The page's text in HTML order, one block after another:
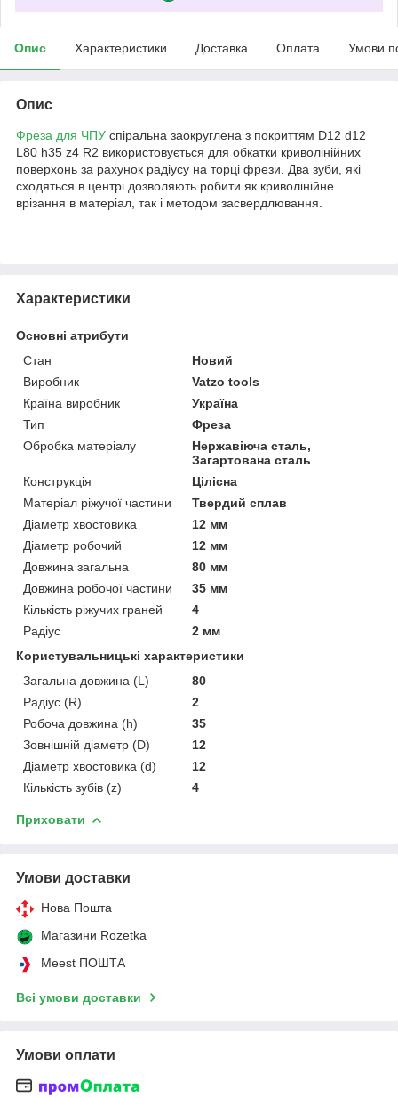
Опис Характеристики Доставка Оплата Умови
Опис
Фреза для ЧПУ спіральна заокруглена з покриттям D12 d12
L80 h35 z4 R2 використовується для обкатки криволінійних
поверхонь за рахунок радіусу на торці фрези. Два зуби, які
сходяться в центрі дозволяють робити як криволінійне
врізання в матеріал, так і методом засвердлювання.
Характеристики
Основні атрибути
Стан
Новий
Виробник
Vatzo tools
Країна виробник
Україна
Тип
Фреза
Обробка матеріалу
Нержавіюча сталь,
Загартована сталь
Конструкція
Цілісна
Матеріал ріжучої частини
Твердий сплав
Діаметр хвостовика
12 мм
Діаметр робочий
12 мм
Довжина загальна
80 мм
Довжина робочої частини
35 мм
Кількість ріжучих граней
4
Радіус
2 мм
Користувальницькі характеристики
Загальна довжина (L)
80
Радіус (R)
2
Робоча довжина (h)
35
Зовнішній діаметр (D)
12
Діаметр хвостовика (d)
12
Кількість зубів (z)
4
Приховати
Умови доставки
Нова Пошта
Магазини Rozetka
Meest ПОШТА
Всі умови доставки
Умови оплати